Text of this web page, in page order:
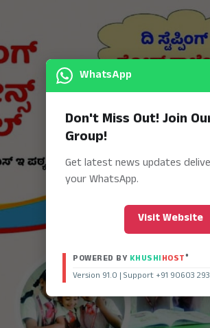
WhatsApp
Don't Miss Out! Join
Group!
Get latest news updates
your WhatsApp.
Visit Website
POWERED BY KHUSHIHOST®
Version 91.0 | Support +91 90603